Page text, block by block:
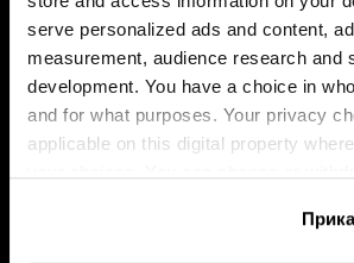
serve personalized ads and content,
measurement, audience research and
development. You have a choice in
and for what purposes. Your privacy
applicable on this digital property
станаа сè попопуларна форма на